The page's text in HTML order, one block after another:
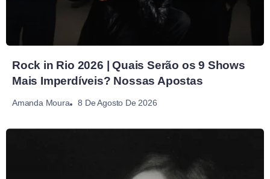
Rock in Rio 2026 | Quais Serão os 9 Shows
Mais Imperdíveis? Nossas Apostas
Amanda Moura 8 De Agosto De 2026